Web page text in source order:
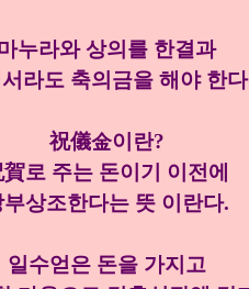
누라와 상의를 한결과
라도 축의금을 해야 한
祝儀金이란?
로 주는 돈이기 이전에
부상조한다는 뜻 이란다.
일수얻은 돈을 가지고